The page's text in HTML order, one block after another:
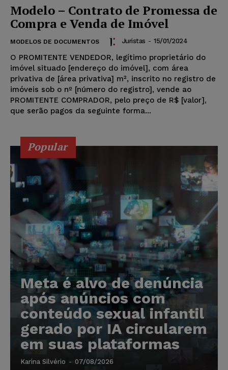
Modelo – Contrato de Promessa de
Compra e Venda de Imóvel
MODELOS DE DOCUMENTOS Juristas - 15/01/2024
O PROMITENTE VENDEDOR, legítimo proprietário do
imóvel situado [endereço do imóvel], com área
privativa de [área privativa] m², inscrito no registro de
imóveis sob o nº [número do registro], vende ao
PROMITENTE COMPRADOR, pelo preço de R$ [valor],
que serão pagos da seguinte forma...
Popular
Meta é alvo de denúncia
após anúncios com
conteúdo sexual infantil
gerado por IA circularem
em suas plataformas
Karina Silvério - 07/08/2026